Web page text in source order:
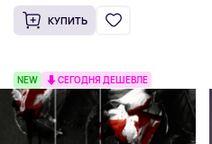
КУПИТЬ
NEW СЕГОДНЯ ДЕШЕВЛЕ